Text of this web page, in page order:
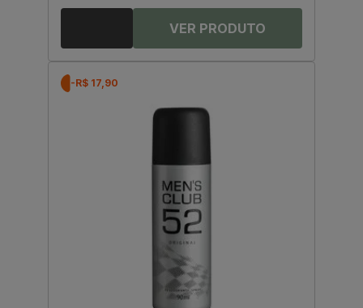
-R$ 17,90